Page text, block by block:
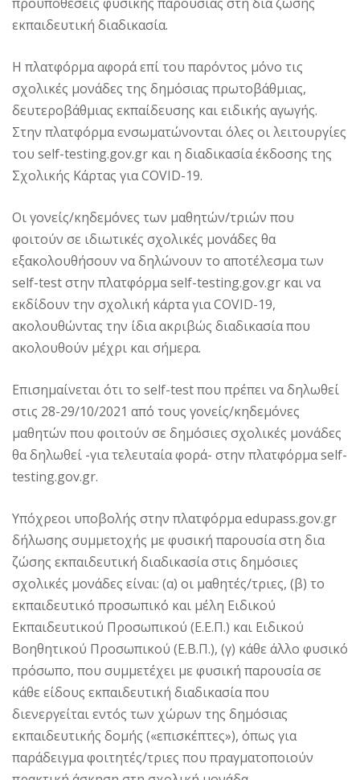
εκπαιδευτική διαδικασία.
H πλατφόρμα αφορά επί του παρόντος μόνο τις
σχολικές μονάδες της δημόσιας πρωτοβάθμιας,
δευτεροβάθμιας εκπαίδευσης και ειδικής αγωγής.
Στην πλατφόρμα ενσωματώνονται όλες οι λειτουργίες
του self-testing.gov.gr και η διαδικασία έκδοσης της
Σχολικής Κάρτας για COVID-19.
Οι γονείς/κηδεμόνες των μαθητών/τριών που
φοιτούν σε ιδιωτικές σχολικές μονάδες θα
εξακολουθήσουν να δηλώνουν το αποτέλεσμα των
self-test στην πλατφόρμα self-testing.gov.gr και να
εκδίδουν την σχολική κάρτα για COVID-19,
ακολουθώντας την ίδια ακριβώς διαδικασία που
ακολουθούν μέχρι και σήμερα.
Επισημαίνεται ότι το self-test που πρέπει να δηλωθεί
στις 28-29/10/2021 από τους γονείς/κηδεμόνες
μαθητών που φοιτούν σε δημόσιες σχολικές μονάδες
θα δηλωθεί -για τελευταία φορά- στην πλατφόρμα self-
testing.gov.gr.
Υπόχρεοι υποβολής στην πλατφόρμα edupass.gov.gr
δήλωσης συμμετοχής με φυσική παρουσία στη δια
ζώσης εκπαιδευτική διαδικασία στις δημόσιες
σχολικές μονάδες είναι: (α) οι μαθητές/τριες, (β) το
εκπαιδευτικό προσωπικό και μέλη Ειδικού
Εκπαιδευτικού Προσωπικού (Ε.Ε.Π.) και Ειδικού
Βοηθητικού Προσωπικού (Ε.Β.Π.), (γ) κάθε άλλο φυσικό
πρόσωπο, που συμμετέχει με φυσική παρουσία σε
κάθε είδους εκπαιδευτική διαδικασία που
διενεργείται εντός των χώρων της δημόσιας
εκπαιδευτικής δομής («επισκέπτες»), όπως για
παράδειγμα φοιτητές/τριες που πραγματοποιούν